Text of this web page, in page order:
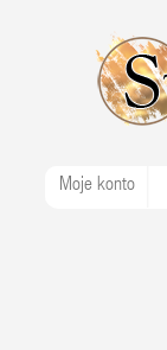
Moje konto